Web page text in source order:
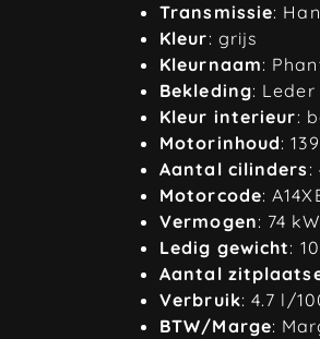
Transmissie:
Kleur: grijs
Kleurnaam:
Bekleding: Leder
Kleur interieur:
Motorinhoud:
Aantal cilinders:
Motorcode:
Vermogen: 74
Ledig gewicht:
Aantal
Verbruik: 4.7 l/
BTW/Marge: